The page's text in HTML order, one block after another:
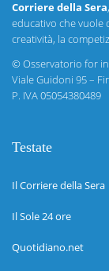
Corriere della Sera,
educativo che vuole
creatività, la
©Osservatorio for
Viale Guidoni 95 –
P. IVA 05054380489
Testate
Il Corriere della Sera
Il Sole 24 ore
Quotidiano.net